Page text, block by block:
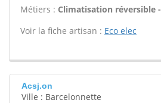
Métiers : Climatisation réversible -
Voir la fiche artisan : Eco elec
Acsj.on
Ville : Barcelonnette